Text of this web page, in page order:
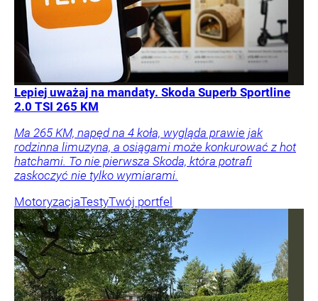
Lepiej uważaj na mandaty. Skoda Superb Sportline
2.0 TSI 265 KM
Ma 265 KM, napęd na 4 koła, wygląda prawie jak
rodzinna limuzyna, a osiągami może konkurować z hot
hatchami. To nie pierwsza Skoda, która potrafi
zaskoczyć nie tylko wymiarami.
MotoryzacjaTestyTwój portfel